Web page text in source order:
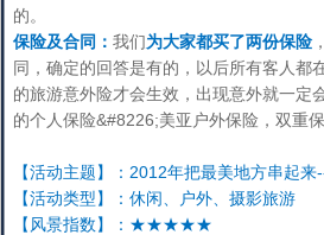
的。
保险及合同： 我们为大家都买了两份保险
同，确定的回答是有的，以后所有客人都
的旅游意外险才会生效，出现意外就一定
的个人保险&#8226;美亚户外保险，双重
【活动主题】：2012年把最美地方串起
【活动类型】：休闲、户外、摄影旅游
【风景指数】：★★★★★